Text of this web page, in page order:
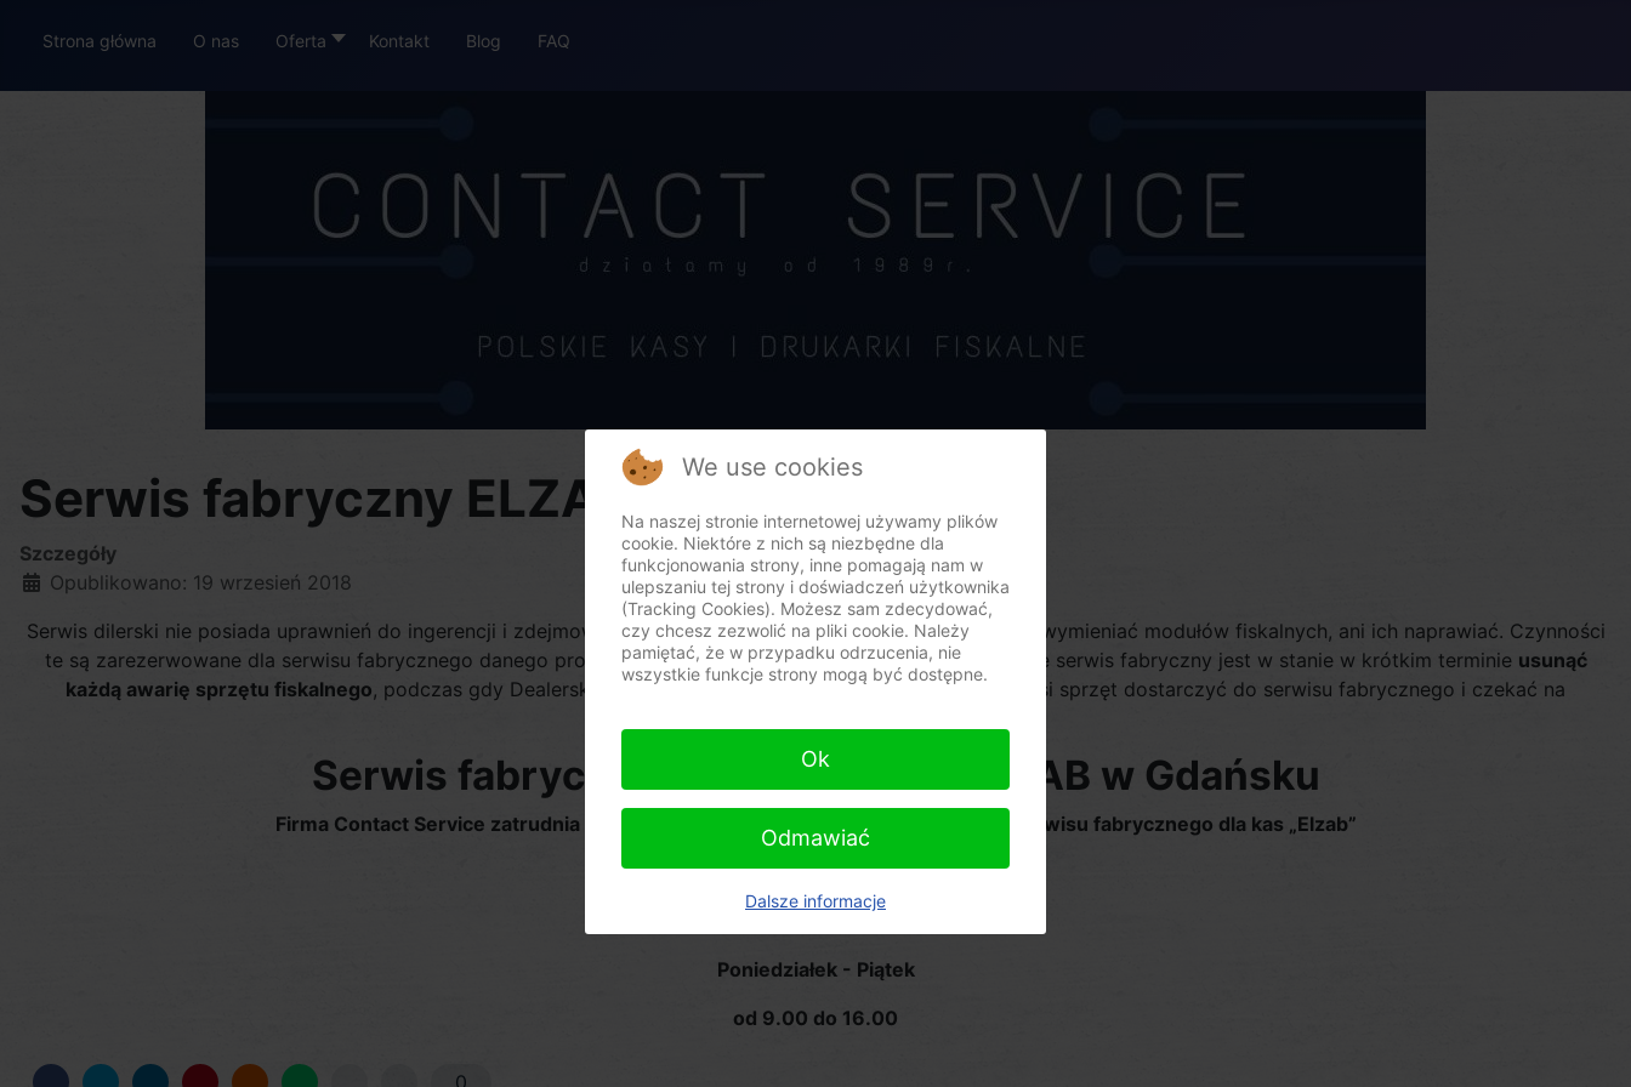
Strona główna O nas Oferta Kontakt Blog FAQ
Serwis fabryczny ELZAB
Szczegóły
Opublikowano: 19 wrzesień 2018
Serwis dilerski nie posiada uprawnień do ingerencji i zdejmowania plomby z modułu fiskalnego. Nie może też wymieniać modułów fiskalnych, ani ich naprawiać. Czynności
te są zarezerwowane dla serwisu fabrycznego danego producenta lub importera. W praktyce oznacza to, ze serwis fabryczny jest w stanie w krótkim terminie usunąć
każdą awarię sprzętu fiskalnego, podczas gdy Dealerski serwis kas fiskalnych
w takich przypadkach musi sprzęt dostarczyć do serwisu fabrycznego i czekać na
Serwis fabryczny kas fiskalnych ELZAB w Gdańsku
Firma Contact Service zatrudnia serwisantów uprawnionych do prowadzenia serwisu fabrycznego dla kas „Elzab”
Poniedziałek - Piątek
od 9.00 do 16.00
0
We use cookies
Na naszej stronie internetowej używamy plików
cookie. Niektóre z nich są niezbędne dla
funkcjonowania strony, inne pomagają nam w
ulepszaniu tej strony i doświadczeń użytkownika
(Tracking Cookies). Możesz sam zdecydować,
czy chcesz zezwolić na pliki cookie. Należy
pamiętać, że w przypadku odrzucenia, nie
wszystkie funkcje strony mogą być dostępne.
Ok
Odmawiać
Dalsze informacje